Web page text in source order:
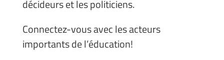
décideurs et les politiciens.
Connectez-vous avec les acteurs
importants de l’éducation!